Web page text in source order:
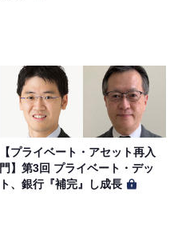
【プライベート・アセット再入
門】第3回 プライベート・デッ
ト、銀行『補完』し成長